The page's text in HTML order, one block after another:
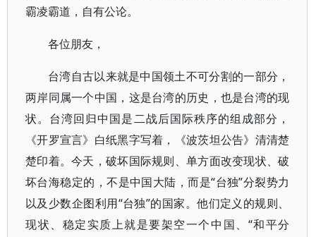
霸凌霸道，自有公论。
各位朋友，
台湾自古以来就是中国领土不可分割的一部分，
两岸同属一个中国，这是台湾的历史，也是台湾的现
状。台湾回归中国是二战后国际秩序的组成部分，
《开罗宣言》白纸黑字写着，《波茨坦公告》清清楚
楚印着。今天，破坏国际规则、单方面改变现状、破
坏台海稳定的，不是中国大陆，而是“台独”分裂势力
以及少数企图利用“台独”的国家。他们定义的规则、
现状、稳定实质上就是要架空一个中国、“和平分